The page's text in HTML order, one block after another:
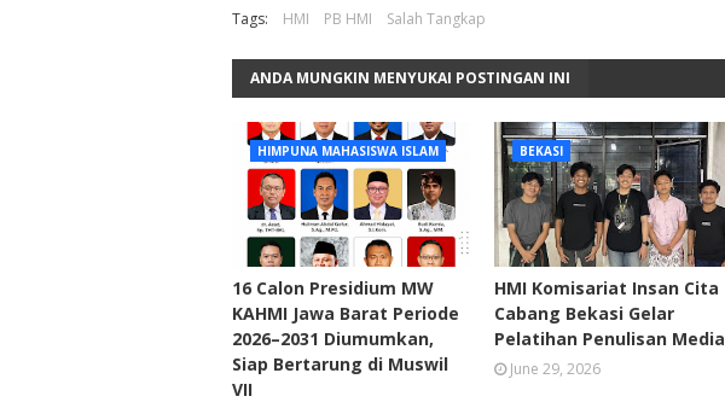
Tags: HMI PB HMI Salah Tangkap
ANDA MUNGKIN MENYUKAI POSTINGAN INI
HIMPUNA MAHASISWA ISLAM
16 Calon Presidium MW
KAHMI Jawa Barat Periode
2026–2031 Diumumkan,
Siap Bertarung di Muswil
VII
BEKASI
HMI Komisariat Insan Cita
Cabang Bekasi Gelar
Pelatihan Penulisan Media
June 29, 2026